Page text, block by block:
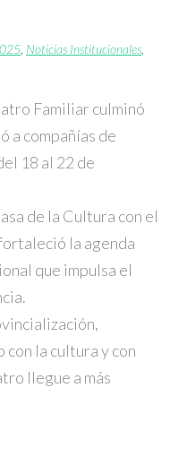
Noticias Institucionales
Familiar culminó
a compañías de
18 al 22 de
de la Cultura con el
la agenda
que impulsa el
la cultura y con
llegue a más